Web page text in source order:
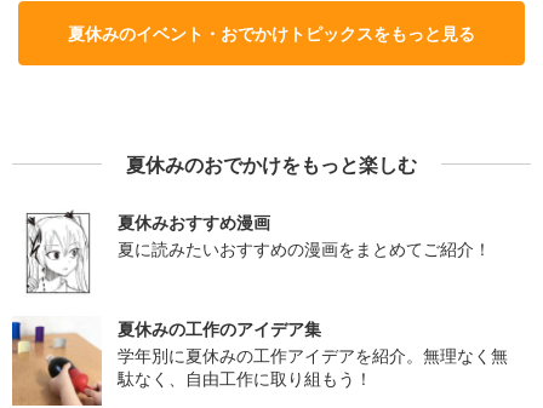
夏休みのイベント・おでかけトピックスをもっと見る
夏休みのおでかけをもっと楽しむ
夏休みおすすめ漫画
夏に読みたいおすすめの漫画をまとめてご紹介！
夏休みの工作のアイデア集
学年別に夏休みの工作アイデアを紹介。無理なく無
駄なく、自由工作に取り組もう！